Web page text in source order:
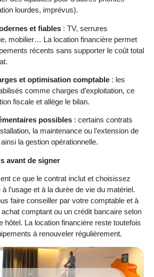
lourdes, imprévus).
et fiables : TV, serrures
mobilier… La location financière permet
récents sans supporter le coût total
et optimisation comptable : les
comme charges d’exploitation, ce
fiscale et allège le bilan.
possibles : certains contrats
la maintenance ou l’extension de
la gestion opérationnelle.
avant de signer
ce que le contrat inclut et choisissez
l’usage et à la durée de vie du matériel.
faire conseiller par votre comptable et à
comptant ou un crédit bancaire selon
hôtel. La location financière reste toutefois
à renouveler régulièrement.